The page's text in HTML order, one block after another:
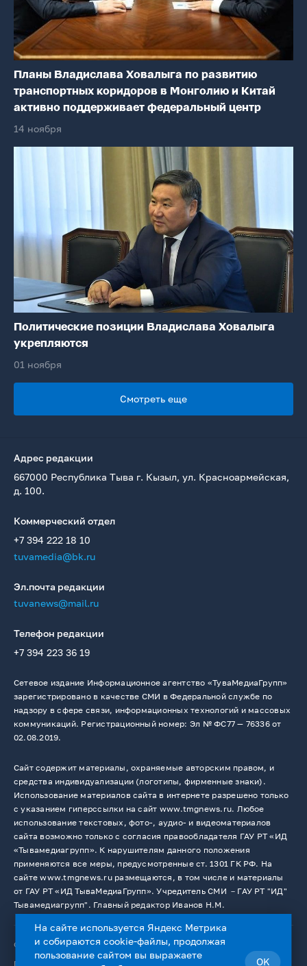
Планы Владислава Ховалыга по развитию
транспортных коридоров в Монголию и Китай
активно поддерживает федеральный центр
14 ноября
Политические позиции Владислава Ховалыга
укрепляются
01 ноября
Смотреть еще
Адрес редакции
667000 Республика Тыва г. Кызыл, ул. Красноармейская,
д. 100.
Коммерческий отдел
+7 394 222 18 10
tuvamedia@bk.ru
Эл.почта редакции
tuvanews@mail.ru
Телефон редакции
+7 394 223 36 19
Сетевое издание Информационное агентство «ТуваМедиаГрупп»
зарегистрировано в качестве СМИ в Федеральной службе по
надзору в сфере связи, информационных технологий и массовых
коммуникаций. Регистрационный номер: Эл № ФС77 — 76336 от
02.08.2019.
Сайт содержит материалы, охраняемые авторским правом, и
средства индивидуализации (логотипы, фирменные знаки).
Использование материалов сайта в интернете разрешено только
с указанием гиперссылки на сайт www.tmgnews.ru. Любое
использование текстовых, фото-, аудио- и видеоматериалов
сайта возможно только с согласия правообладателя ГАУ РТ «ИД
«Тывамедиагрупп». К нарушителям данного положения
применяются все меры, предусмотренные ст. 1301 ГК РФ. На
сайте www.tmgnews.ru размещаются, в том числе и материалы
от ГАУ РТ «ИД ТываМедиаГрупп». Учредитель СМИ －ГАУ РТ "ИД"
Тывамедиагрупп". Главный редактор Иванов Н.М.
© 2026. Все права защищены.
12+
Пользовательское соглашение
На сайте используется Яндекс Метрика
и собираются cookie-файлы, продолжая
пользование сайтом вы выражаете
OK